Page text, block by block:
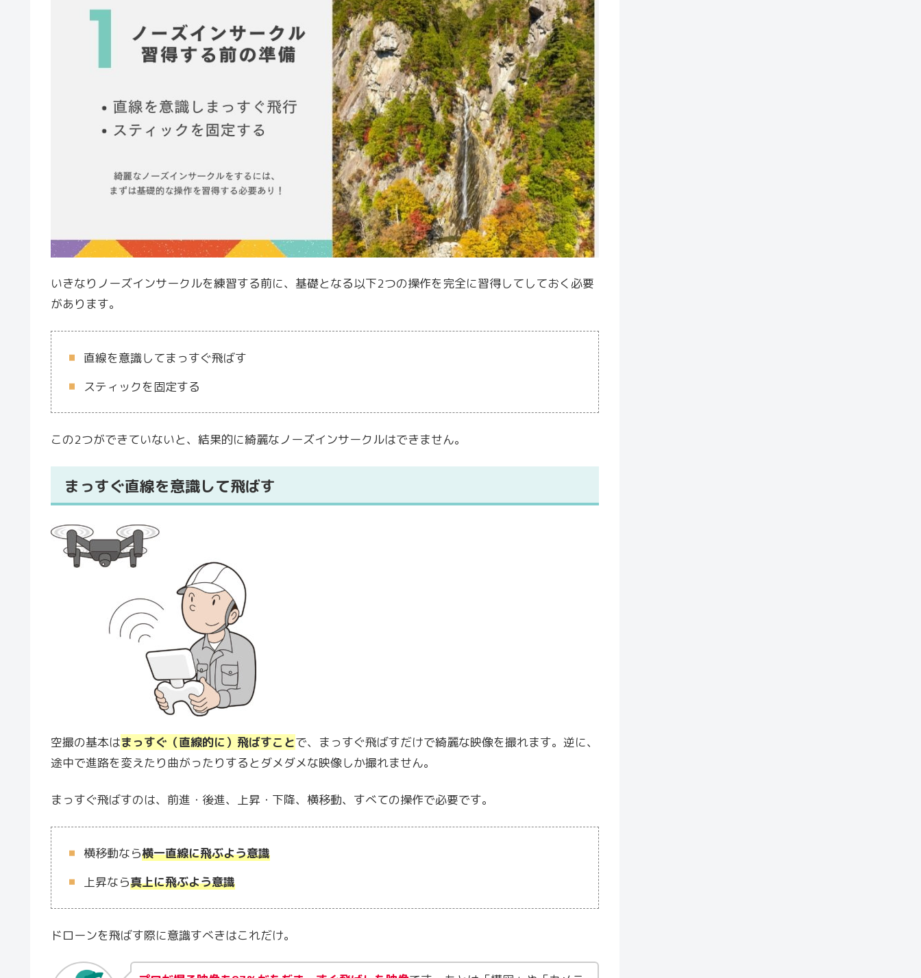
いきなりノーズインサークルを練習する前に、基礎となる以下2つの操作を完全に習得してしておく必要
があります。
直線を意識してまっすぐ飛ばす
スティックを固定する
この2つができていないと、結果的に綺麗なノーズインサークルはできません。
まっすぐ直線を意識して飛ばす
空撮の基本はまっすぐ（直線的に）飛ばすことで、まっすぐ飛ばすだけで綺麗な映像を撮れます。逆に、
途中で進路を変えたり曲がったりするとダメダメな映像しか撮れません。
まっすぐ飛ばすのは、前進・後進、上昇・下降、横移動、すべての操作で必要です。
横移動なら横一直線に飛ぶよう意識
上昇なら真上に飛ぶよう意識
ドローンを飛ばす際に意識すべきはこれだけ。